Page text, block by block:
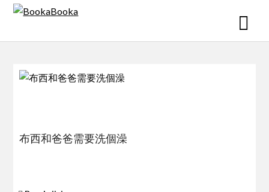
Skip
布西和爸爸需要洗個澡